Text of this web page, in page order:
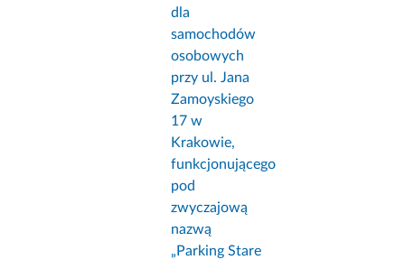
dla
samochodów
osobowych
przy ul. Jana
Zamoyskiego
17 w
Krakowie,
funkcjonującego
pod
zwyczajową
nazwą
„Parking Stare